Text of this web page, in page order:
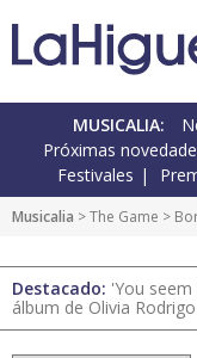
MUSICALIA:
Próximas
Festivales
Musicalia >The Game >
Destacado: 'You
álbum de Olivia Rodrigo